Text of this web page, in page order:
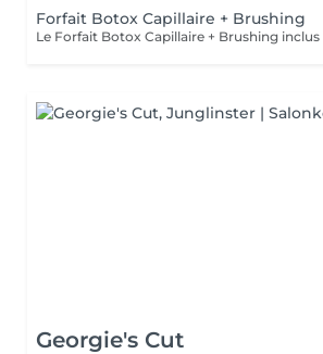
Forfait Botox Capillaire + Brushing
Georgie's Cut